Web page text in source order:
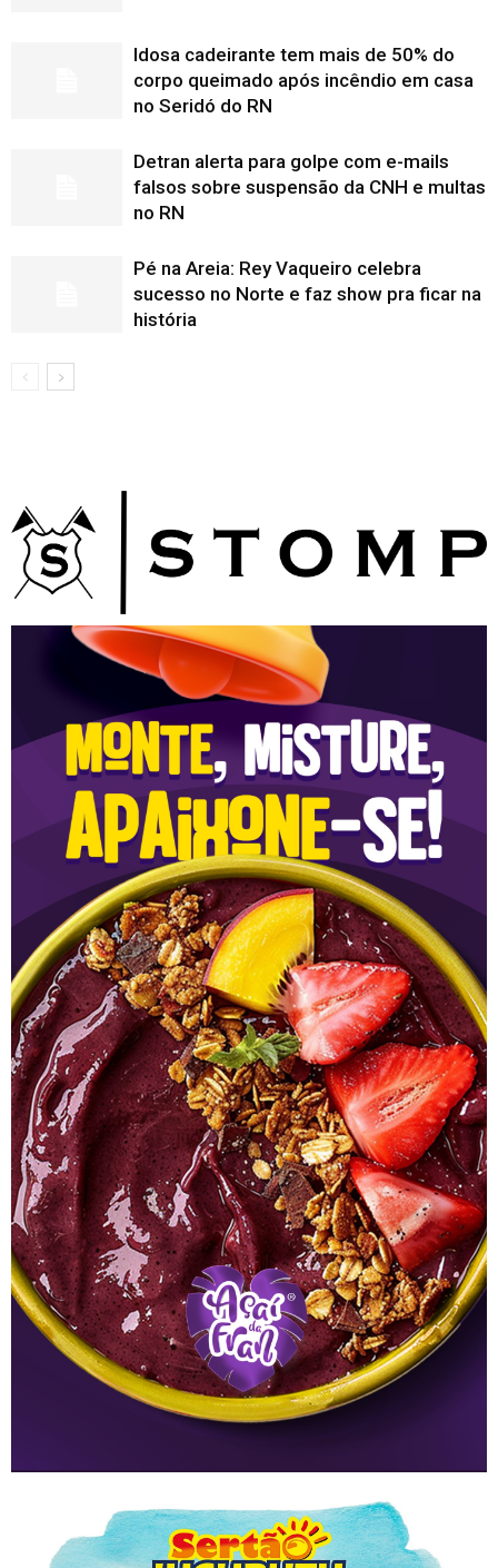
Idosa cadeirante tem mais de 50% do
corpo queimado após incêndio em casa
no Seridó do RN
Detran alerta para golpe com e-mails
falsos sobre suspensão da CNH e multas
no RN
Pé na Areia: Rey Vaqueiro celebra
sucesso no Norte e faz show pra ficar na
história